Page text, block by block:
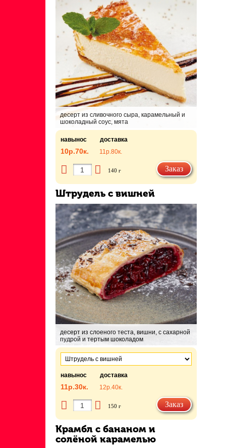
десерт из сливочного сыра, карамельный и
шоколадный соус, мята
навынос доставка
10р.70к. 11р.80к.
140 г Заказ
Штрудель с вишней
десерт из слоеного теста, вишни, с сахарной
пудрой и тертым шоколадом
навынос доставка
11р.30к. 12р.40к.
150 г Заказ
Крамбл с бананом и
солёной карамелью